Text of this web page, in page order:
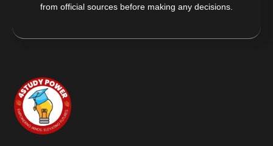
from official sources before making any decisions.